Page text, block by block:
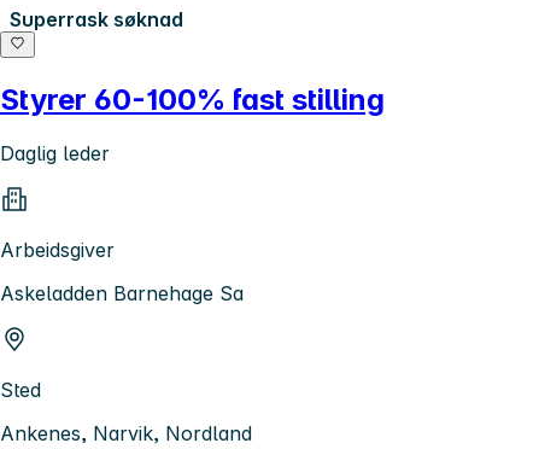
Superrask søknad
Styrer 60-100% fast stilling
Daglig leder
Arbeidsgiver
Askeladden Barnehage Sa
Sted
Ankenes, Narvik, Nordland